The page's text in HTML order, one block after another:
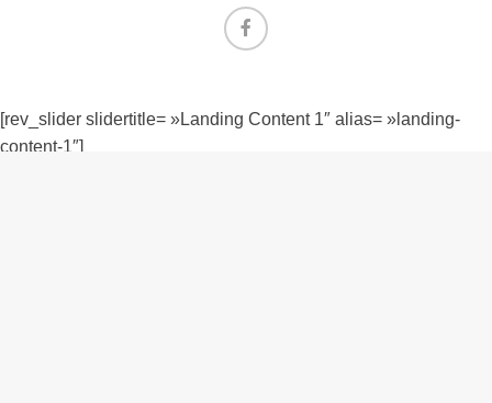
[rev_slider slidertitle= »Landing Content 1″ alias= »landing-
content-1″]